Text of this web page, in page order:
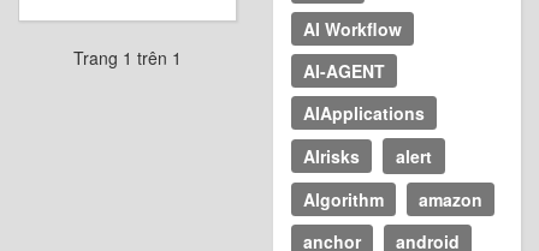
Trang 1 trên 1
AI Workflow
AI-AGENT
AIApplications
AIrisks
alert
Algorithm
amazon
anchor
android